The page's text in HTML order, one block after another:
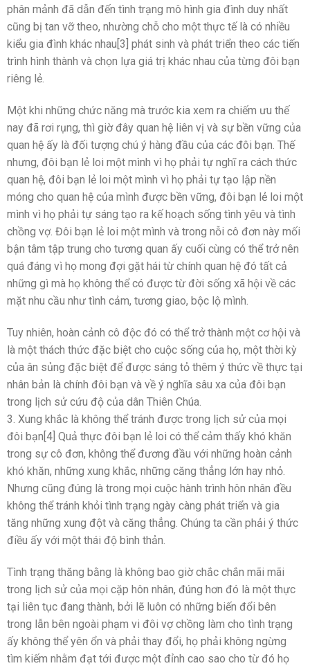
phân mảnh đã dẫn đến tình trạng mô hình gia đình duy nhất
cũng bị tan vỡ theo, nhường chỗ cho một thực tế là có nhiều
kiểu gia đình khác nhau[3] phát sinh và phát triển theo các tiến
trình hình thành và chọn lựa giá trị khác nhau của từng đôi bạn
riêng lẻ.
Một khi những chức năng mà trước kia xem ra chiếm ưu thế
nay đã rơi rụng, thì giờ đây quan hệ liên vị và sự bền vững của
quan hệ ấy là đối tượng chú ý hàng đầu của các đôi bạn. Thế
nhưng, đôi bạn lẻ loi một mình vì họ phải tự nghĩ ra cách thức
quan hệ, đôi bạn lẻ loi một mình vì họ phải tự tạo lập nền
móng cho quan hệ của mình được bền vững, đôi bạn lẻ loi một
mình vì họ phải tự sáng tạo ra kế hoạch sống tình yêu và tình
chồng vợ. Đôi bạn lẻ loi một mình và trong nỗi cô đơn này mối
bận tâm tập trung cho tương quan ấy cuối cùng có thể trở nên
quá đáng vì họ mong đợi gặt hái từ chính quan hệ đó tất cả
những gì mà họ không thể có được từ đời sống xã hội về các
mặt nhu cầu như tình cảm, tương giao, bộc lộ mình.
Tuy nhiên, hoàn cảnh cô độc đó có thể trở thành một cơ hội và
là một thách thức đặc biệt cho cuộc sống của họ, một thời kỳ
của ân sủng đặc biệt để được sáng tỏ thêm ý thức về thực tại
nhân bản là chính đôi bạn và về ý nghĩa sâu xa của đôi bạn
trong lịch sử cứu độ của dân Thiên Chúa.
3. Xung khắc là không thể tránh được trong lịch sử của mọi
đôi bạn[4] Quả thực đôi bạn lẻ loi có thể cảm thấy khó khăn
trong sự cô đơn, không thể đương đầu với những hoàn cảnh
khó khăn, những xung khắc, những căng thẳng lớn hay nhỏ.
Nhưng cũng đúng là trong mọi cuộc hành trình hôn nhân đều
không thể tránh khỏi tình trạng ngày càng phát triển và gia
tăng những xung đột và căng thẳng. Chúng ta cần phải ý thức
điều ấy với một thái độ bình thản.
Tình trạng thăng bằng là không bao giờ chắc chắn mãi mãi
trong lịch sử của mọi cặp hôn nhân, đúng hơn đó là một thực
tại liên tục đang thành, bởi lẽ luôn có những biến đổi bên
trong lẫn bên ngoài phạm vi đôi vợ chồng làm cho tình trạng
ấy không thể yên ổn và phải thay đổi, họ phải không ngừng
tìm kiếm nhằm đạt tới được một đỉnh cao sao cho từ đó họ